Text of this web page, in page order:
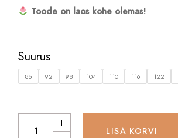
Toode on laos kohe olemas!
Suurus
86 92 98 104 110 116 122
Soe lilla - Biker shorts quantity
LISA KORVI